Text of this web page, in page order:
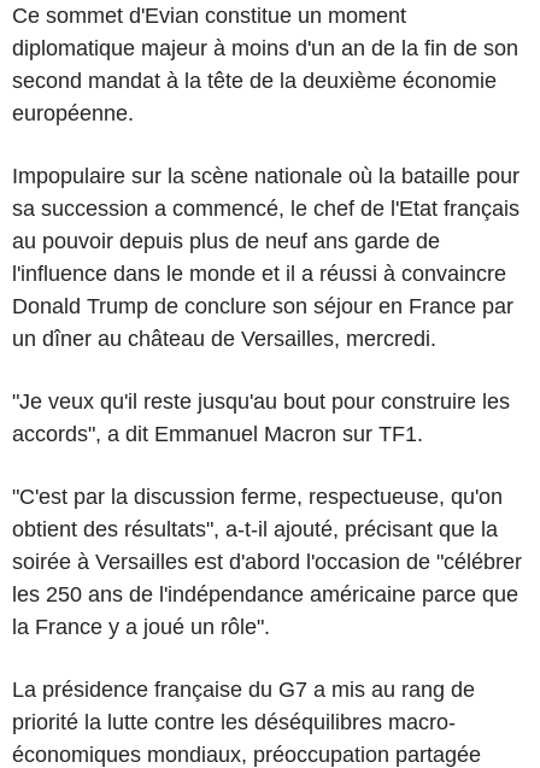
Ce sommet d'Evian constitue un moment
diplomatique majeur à moins d'un an de la fin de son
second mandat à la tête de la deuxième économie
européenne.
Impopulaire sur la scène nationale où la bataille pour
sa succession a commencé, le chef de l'Etat français
au pouvoir depuis plus de neuf ans garde de
l'influence dans le monde et il a réussi à convaincre
Donald Trump de conclure son séjour en France par
un dîner au château de Versailles, mercredi.
"Je veux qu'il reste jusqu'au bout pour construire les
accords", a dit Emmanuel Macron sur TF1.
"C'est par la discussion ferme, respectueuse, qu'on
obtient des résultats", a-t-il ajouté, précisant que la
soirée à Versailles est d'abord l'occasion de "célébrer
les 250 ans de l'indépendance américaine parce que
la France y a joué un rôle".
La présidence française du G7 a mis au rang de
priorité la lutte contre les déséquilibres macro-
économiques mondiaux, préoccupation partagée